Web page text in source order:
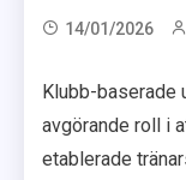
14/01/2026
Klubb-
avgörande roll i
etablerade